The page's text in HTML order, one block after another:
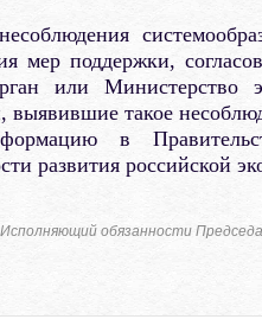
мер поддержки,
или Министерство
выявившие такое
в
развития российской
Исполняющий обязанности